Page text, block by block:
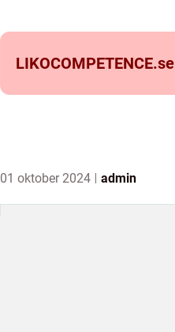
LIKOCOMPETENCE.se
01 oktober 2024 admin